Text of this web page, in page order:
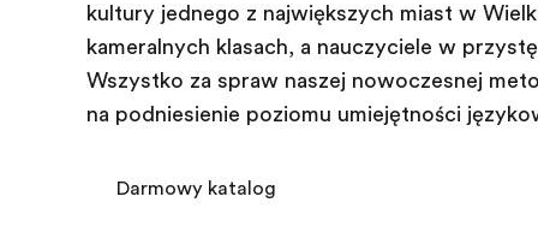
kultury jednego z największych miast w
kameralnych klasach, a nauczyciele w
Wszystko za sprawą naszej nowoczesnej
na podniesienie poziomu umiejętności
Darmowy katalog